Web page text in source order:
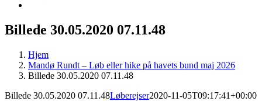
Billede 30.05.2020 07.11.48
Hjem
Mandø Rundt – Løb eller hike på havets bund maj 2026
Billede 30.05.2020 07.11.48
Billede 30.05.2020 07.11.48Løberejser2020-11-05T09:17:41+00:00